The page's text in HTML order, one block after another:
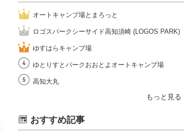
オートキャンプ場とまろっと
ロゴスパークシーサイド高知須崎 (LOGOS PARK)
ゆすはらキャンプ場
ゆとりすとパークおおとよオートキャンプ場
高知大丸
もっと見る
おすすめ記事